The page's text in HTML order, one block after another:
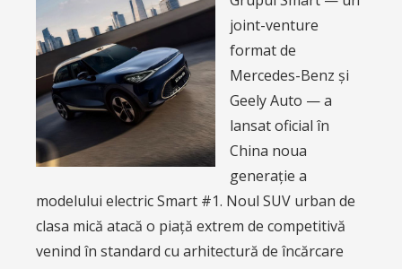
joint-venture
format de
Mercedes-Benz și
Geely Auto — a
lansat oficial în
China noua
generație a
modelului electric Smart #1. Noul SUV urban de
clasa mică atacă o piață extrem de competitivă
venind în standard cu arhitectură de încărcare